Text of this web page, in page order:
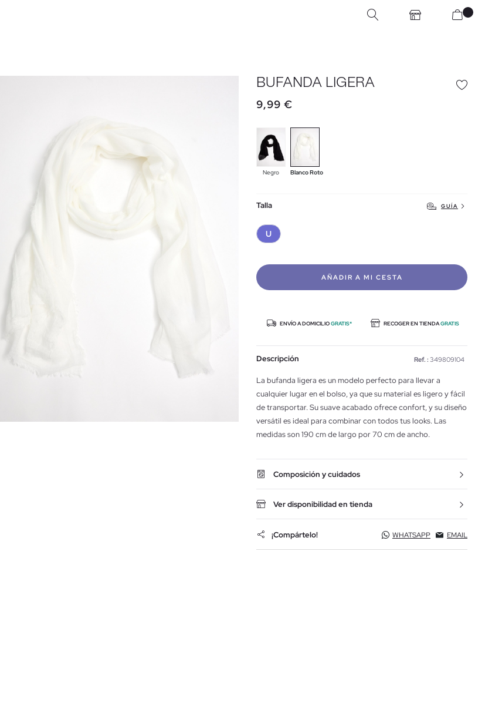
BUFANDA LIGERA
9,99 €
Negro Blanco Roto
Talla GUÍA
U
AÑADIR A MI CESTA
ENVÍO A DOMICILIOGRATIS* RECOGER EN TIENDAGRATIS
Descripción Ref. : 349809104
La bufanda ligera es un modelo perfecto para llevar a
cualquier lugar en el bolso, ya que su material es ligero y fácil
de transportar. Su suave acabado ofrece confort, y su diseño
versátil es ideal para combinar con todos tus looks. Las
medidas son 190 cm de largo por 70 cm de ancho.
Composición y cuidados
Ver disponibilidad en tienda
¡Compártelo! WHATSAPP EMAIL